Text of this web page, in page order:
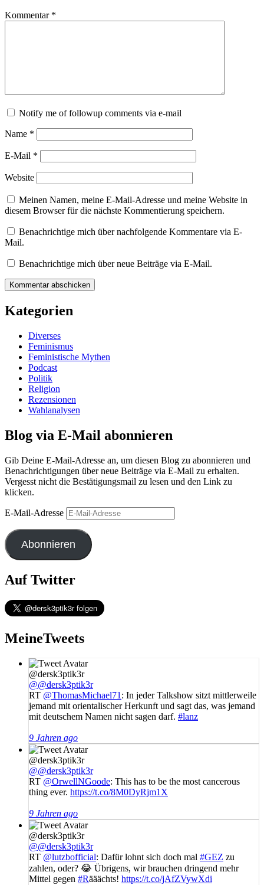
Kommentar *
Notify me of followup comments via e-mail
Name *
E-Mail *
Website
Meinen Namen, meine E-Mail-Adresse und meine Website in
diesem Browser für die nächste Kommentierung speichern.
Benachrichtige mich über nachfolgende Kommentare via E-
Mail.
Benachrichtige mich über neue Beiträge via E-Mail.
Kategorien
Diverses
Feminismus
Feministische Mythen
Podcast
Politik
Religion
Rezensionen
Wahlanalysen
Blog via E-Mail abonnieren
Gib Deine E-Mail-Adresse an, um diesen Blog zu abonnieren und
Benachrichtigungen über neue Beiträge via E-Mail zu erhalten.
Vergesst nicht die Bestätigungsmail zu lesen und den Link zu
klicken.
E-Mail-Adresse
Abonnieren
Auf Twitter
MeineTweets
@dersk3ptik3r
@@dersk3ptik3r
RT @ThomasMichael71: In jeder Talkshow sitzt mittlerweile
jemand mit orientalischer Herkunft und sagt das, was jemand
mit deutschem Namen nicht sagen darf. #lanz
9 Jahren ago
@dersk3ptik3r
@@dersk3ptik3r
RT @OrwellNGoode: This has to be the most cancerous
thing ever. https://t.co/8M0DyRjm1X
9 Jahren ago
@dersk3ptik3r
@@dersk3ptik3r
RT @lutzbofficial: Dafür lohnt sich doch mal #GEZ zu
zahlen, oder? 😂 Übrigens, wir brauchen dringend mehr
Mittel gegen #Rääächts! https://t.co/jAfZVywXdi